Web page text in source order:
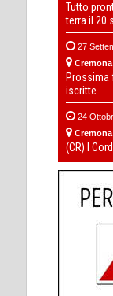
Tutto
terra il 20
27
Cremona
Prossima
iscritte
24
Cremona
(CR) I